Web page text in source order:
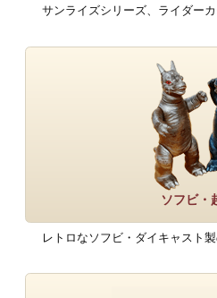
サンライズシリーズ、ライダー
ソフビ・
レトロなソフビ・ダイキャスト